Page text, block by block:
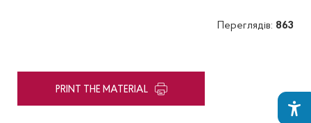
Переглядів: 863
PRINT THE MATERIAL